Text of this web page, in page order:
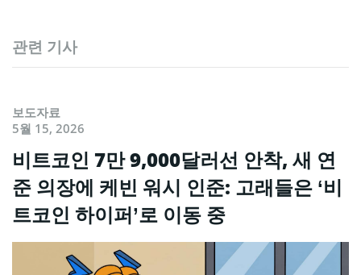
관련 기사
보도자료
5월 15, 2026
비트코인 7만 9,000달러선 안착, 새 연
준 의장에 케빈 워시 인준: 고래들은 ‘비
트코인 하이퍼’로 이동 중